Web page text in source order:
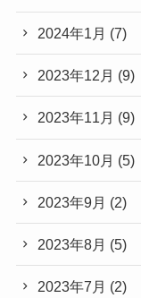
2024年1月 (7)
2023年12月 (9)
2023年11月 (9)
2023年10月 (5)
2023年9月 (2)
2023年8月 (5)
2023年7月 (2)